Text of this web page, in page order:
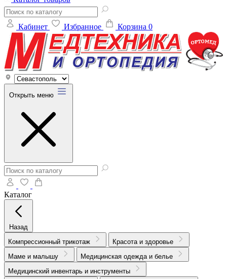
Кабинет Избранное Корзина 0
Открыть меню
Каталог
Назад
Компрессионный трикотаж
Красота и здоровье
Маме и малышу
Медицинская одежда и белье
Медицинский инвентарь и инструменты